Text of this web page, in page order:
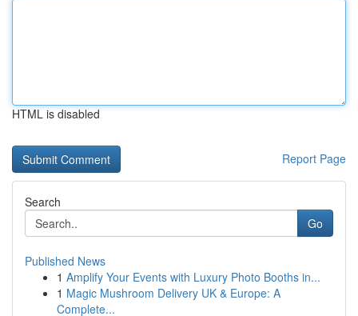
HTML is disabled
Report Page
Search
Go
Published News
1 Amplify Your Events with Luxury Photo Booths in...
1 Magic Mushroom Delivery UK & Europe: A
Complete...